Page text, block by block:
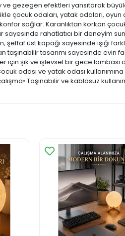
gezegen efektleri yansıtarak
çocuk odaları, yatak odaları,
sağlar. Karanlıktan korkan
rahatlatıcı bir deneyim
üst kapağı sayesinde ışığı
tasarımı sayesinde evin
şık ve işlevsel bir gece lambası
odası ve yatak odası
Taşınabilir ve kablosuz